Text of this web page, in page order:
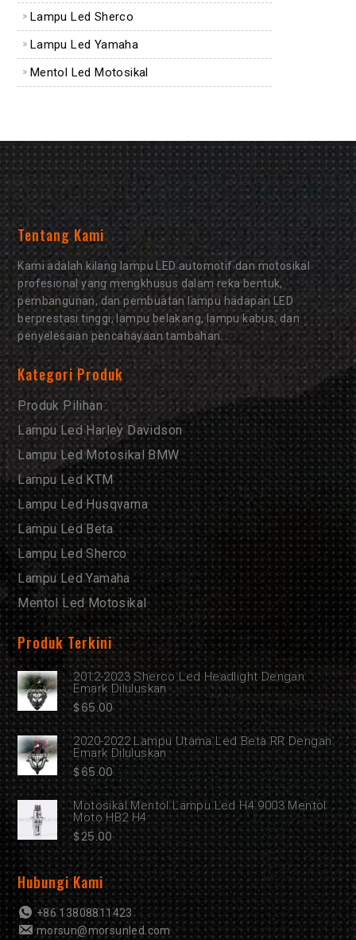
Lampu Led Sherco
Lampu Led Yamaha
Mentol Led Motosikal
Tentang Kami
Kami adalah kilang lampu LED automotif dan motosikal
profesional yang mengkhusus dalam reka bentuk,
pembangunan, dan pembuatan lampu hadapan LED
berprestasi tinggi, lampu belakang, lampu kabus, dan
penyelesaian pencahayaan tambahan.
Kategori Produk
Produk Pilihan
Lampu Led Harley Davidson
Lampu Led Motosikal BMW
Lampu Led KTM
Lampu Led Husqvarna
Lampu Led Beta
Lampu Led Sherco
Lampu Led Yamaha
Mentol Led Motosikal
Produk Terkini
2012-2023 Sherco Led Headlight Dengan
Emark Diluluskan
$65.00
2020-2022 Lampu Utama Led Beta RR Dengan
Emark Diluluskan
$65.00
Motosikal Mentol Lampu Led H4 9003 Mentol
Moto HB2 H4
$25.00
Hubungi Kami
+86 13808811423
morsun@morsunled.com